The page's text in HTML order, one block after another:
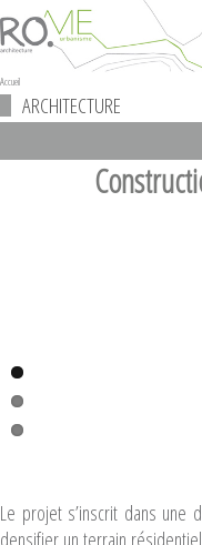
Accueil
ARCHITECTURE
Le projet s’inscrit dans une
densifier un terrain